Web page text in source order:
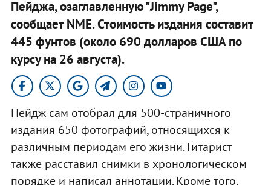
Пейджа, озаглавленную "Jimmy Page",
сообщает NME. Стоимость издания составит
445 фунтов (около 690 долларов США по
курсу на 26 августа).
Пейдж сам отобрал для 500-страничного
издания 650 фотографий, относящихся к
различным периодам его жизни. Гитарист
также расставил снимки в хронологическом
порядке и написал аннотации. Кроме того,